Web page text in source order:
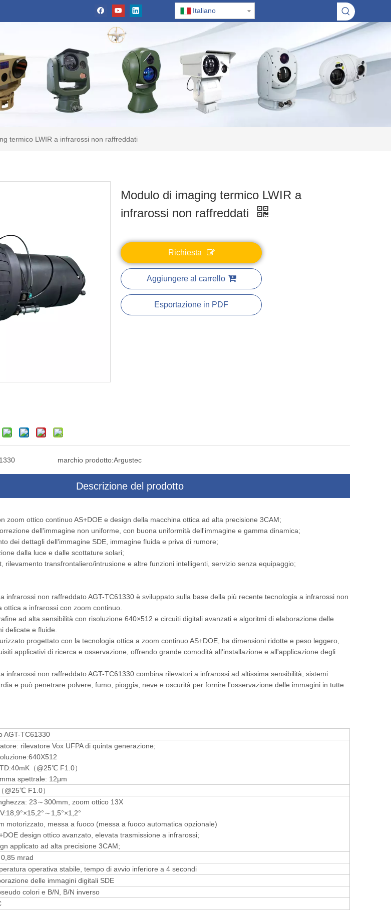
Italiano
termico LWIR a infrarossi non raffreddati
assi
drone
fotocamera drone
Camera termica
Modulo di imaging termico LWIR a
infrarossi non raffreddati
Richiesta
Aggiungere al carrello
Esportazione in PDF
marchio prodotto:Argustec
Descrizione del prodotto
zoom ottico continuo AS+DOE e design della macchina ottica ad alta precisione 3CAM;
dell'immagine non uniforme, con buona uniformità dell'immagine e gamma dinamica;
dei dettagli dell'immagine SDE, immagine fluida e priva di rumore;
dalla luce e dalle scottature solari;
rilevamento transfrontaliero/intrusione e altre funzioni intelligenti, servizio senza equipaggio;
infrarossi non raffreddato AGT-TC61330 è sviluppato sulla base della più recente tecnologia a infrarossi non
a infrarossi con zoom continuo.
ad alta sensibilità con risoluzione 640×512 e circuiti digitali avanzati e algoritmi di elaborazione delle
delicate e fluide.
progettato con la tecnologia ottica a zoom continuo AS+DOE, ha dimensioni ridotte e peso leggero,
applicativi di ricerca e osservazione, offrendo grande comodità all'installazione e all'applicazione degli
infrarossi non raffreddato AGT-TC61330 combina rilevatori a infrarossi ad altissima sensibilità, sistemi
e può penetrare polvere, fumo, pioggia, neve e oscurità per fornire l'osservazione delle immagini in tutte
AGT-TC61330
rilevatore Vox UFPA di quinta generazione;
（@25℃ F1.0）
spettrale: 12μm
@25℃ F1.0）
23～300mm, zoom ottico 13X
～1,5°×1,2°
motorizzato, messa a fuoco (messa a fuoco automatica opzionale)
design ottico avanzato, elevata trasmissione a infrarossi;
applicato ad alta precisione 3CAM;
mrad
operativa stabile, tempo di avvio inferiore a 4 secondi
delle immagini digitali SDE
colori e B/N, B/N inverso